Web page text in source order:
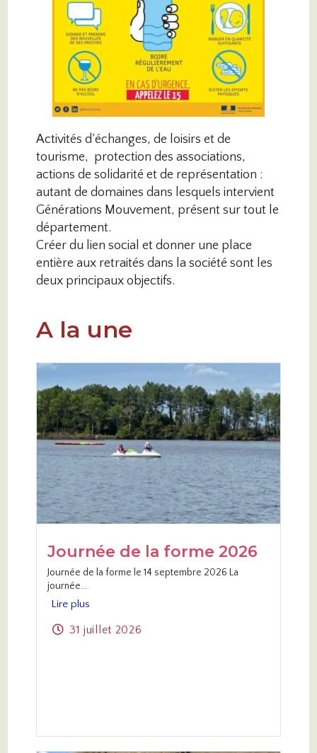
Activités d’échanges, de loisirs et de
tourisme, protection des associations,
actions de solidarité et de représentation :
autant de domaines dans lesquels intervient
Générations Mouvement, présent sur tout le
département.
Créer du lien social et donner une place
entière aux retraités dans la société sont les
deux principaux objectifs.
A la une
Journée de la forme 2026
Journée de la forme le 14 septembre 2026 La
journée...
Lire plus
31 juillet 2026